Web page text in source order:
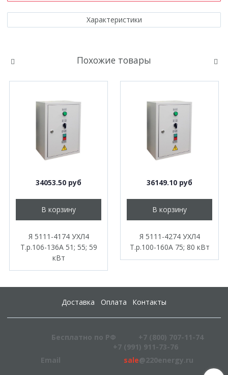
Характеристики
Похожие товары
34053.50 руб
В корзину
Я 5111-4174 УХЛ4
Т.р.106-136А 51; 55; 59
кВт
36149.10 руб
В корзину
Я 5111-4274 УХЛ4
Т.р.100-160А 75; 80 кВт
Доставка Оплата Контакты
Бесплатно по РФ
+7 (800) 707-11-74
+7 (991) 911-73-76
Email
sale@220energy.ru